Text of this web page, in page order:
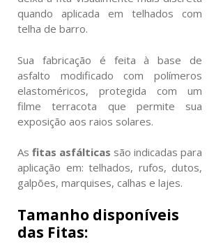
quando aplicada em telhados com
telha de barro.
Sua fabricação é feita à base de
asfalto modificado com polímeros
elastoméricos, protegida com um
filme terracota que permite sua
exposição aos raios solares.
As fitas asfálticas são indicadas para
aplicação em: telhados, rufos, dutos,
galpões, marquises, calhas e lajes.
Tamanho disponíveis
das Fitas: